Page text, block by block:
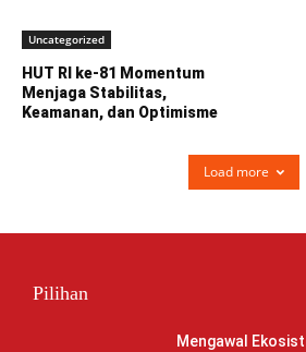
Uncategorized
HUT RI ke-81 Momentum
Menjaga Stabilitas,
Keamanan, dan Optimisme
Load more
Pilihan
Mengawal